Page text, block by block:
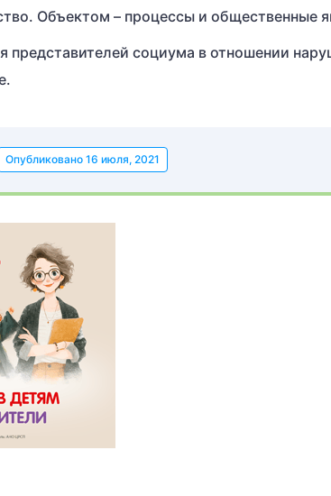
Объектом – процессы и общественные
представителей социума в отношении
Опубликовано 16 июля, 2021